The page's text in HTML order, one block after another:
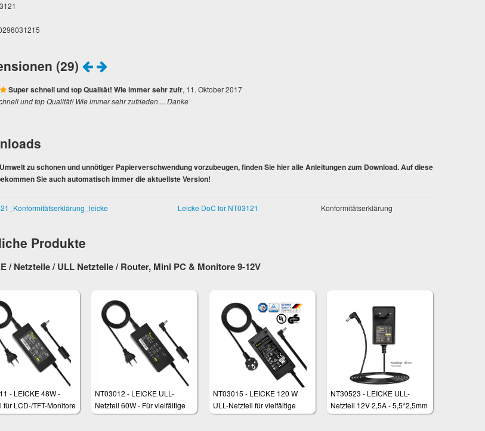
(29)
Super schnell und top Qualität! Wie immer sehr zufr, 11. Oktober 2017
und top Qualität! Wie immer sehr zufrieden.... Danke
zu schonen und unnötiger Papierverschwendung vorzubeugen, finden Sie hier alle Anleitungen zum Download. Auf diese
Sie auch automatisch immer die aktuellste Version!
Leicke DoC for NT03121 Konformitätserklärung
Produkte
/ Netzteile / ULL Netzteile / Router, Mini PC & Monitore 9-12V
- LEICKE 48W -
für LCD-/TFT-Monitore
wie Pico
NT03012 - LEICKE ULL-
Netzteil 60W - Für vielfältige
Anwendungen wie Pico-PSU,
NT03015 - LEICKE 120 W
ULL-Netzteil für vielfältige
Anwendungen wie PicoPSU,
NT30523 - LEICKE ULL-
Netzteil 12V 2,5A - 5,5*2,5mm
Stecker